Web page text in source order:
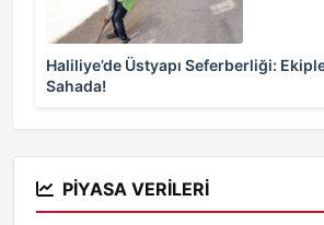
Haliliye’de Üstyapı Seferberliği:
Sahada!
PIYASA VERILERI